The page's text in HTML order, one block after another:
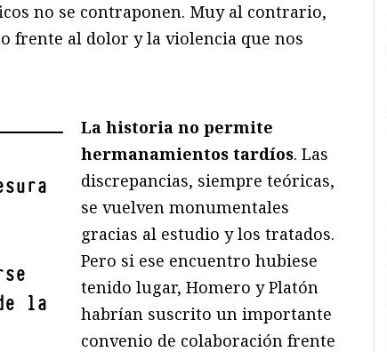
no se contraponen. Muy al contrario,
frente al dolor y la violencia que nos
la
La historia no permite
hermanamientos tardíos. Las
discrepancias, siempre teóricas,
se vuelven monumentales
gracias al estudio y los tratados.
Pero si ese encuentro hubiese
tenido lugar, Homero y Platón
habrían suscrito un importante
convenio de colaboración frente